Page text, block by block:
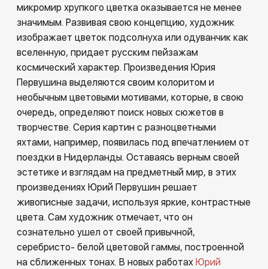
микромир хрупкого цветка оказывается не менее
значимым. Развивая свою концепцию, художник
изображает цветок подсолнуха или одуванчик как
вселенную, придает русским пейзажам
космический характер. Произведения Юрия
Первушина выделяются своим колоритом и
необычным цветовыми мотивами, которые, в свою
очередь, определяют поиск новых сюжетов в
творчестве. Серия картин с разноцветными
яхтами, например, появилась под впечатлением от
поездки в Нидерланды. Оставаясь верным своей
эстетике и взглядам на предметный мир, в этих
произведениях Юрий Первушин решает
живописные задачи, используя яркие, контрастные
цвета. Сам художник отмечает, что он
сознательно ушел от своей привычной,
серебристо- белой цветовой гаммы, построенной
на сближенных тонах. В новых работах Юрий